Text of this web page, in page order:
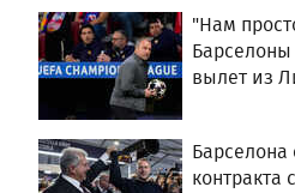
"Нам
вылет из
Барселона
контракта